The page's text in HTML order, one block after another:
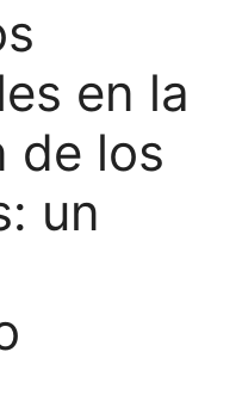
en la
de los
un